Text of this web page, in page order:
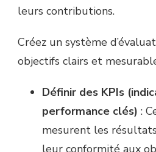
leurs contributions.
Créez un système
objectifs clairs et
Définir des KPIs
performance clés) :
mesurent les
leur conformité aux